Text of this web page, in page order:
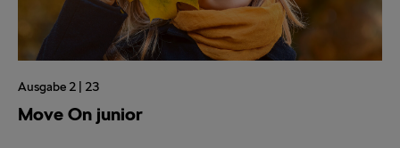
Ausgabe 2 | 23
Move On junior